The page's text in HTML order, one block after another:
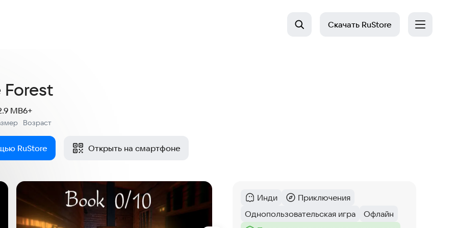
Скачать RuStore
Forest
MB
Возраст
6+
RuStore Открыть на смартфоне
Категория :
Инди
Категория:
Приключения
Тег:
Однопользовательская игра
Тег:
Офлайн